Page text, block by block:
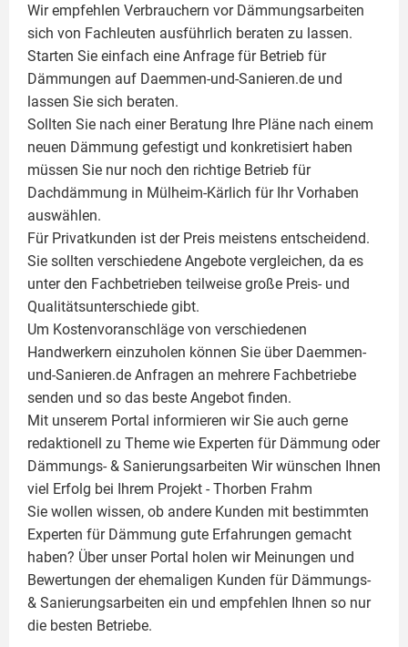
Wir empfehlen Verbrauchern vor Dämmungsarbeiten
sich von Fachleuten ausführlich beraten zu lassen.
Starten Sie einfach eine Anfrage für Betrieb für
Dämmungen auf Daemmen-und-Sanieren.de und
lassen Sie sich beraten.
Sollten Sie nach einer Beratung Ihre Pläne nach einem
neuen Dämmung gefestigt und konkretisiert haben
müssen Sie nur noch den richtige Betrieb für
Dachdämmung in Mülheim-Kärlich für Ihr Vorhaben
auswählen.
Für Privatkunden ist der Preis meistens entscheidend.
Sie sollten verschiedene Angebote vergleichen, da es
unter den Fachbetrieben teilweise große Preis- und
Qualitätsunterschiede gibt.
Um Kostenvoranschläge von verschiedenen
Handwerkern einzuholen können Sie über Daemmen-
und-Sanieren.de Anfragen an mehrere Fachbetriebe
senden und so das beste Angebot finden.
Mit unserem Portal informieren wir Sie auch gerne
redaktionell zu Theme wie Experten für Dämmung oder
Dämmungs- & Sanierungsarbeiten Wir wünschen Ihnen
viel Erfolg bei Ihrem Projekt - Thorben Frahm
Sie wollen wissen, ob andere Kunden mit bestimmten
Experten für Dämmung gute Erfahrungen gemacht
haben? Über unser Portal holen wir Meinungen und
Bewertungen der ehemaligen Kunden für Dämmungs-
& Sanierungsarbeiten ein und empfehlen Ihnen so nur
die besten Betriebe.